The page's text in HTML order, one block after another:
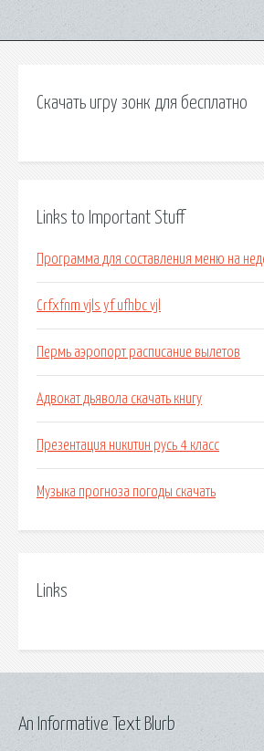
Скачать игру зонк для бесплатно
Links to Important Stuff
Программа для составления меню на
Crfxfnm vjls yf ufhbc vjl
Пермь аэропорт расписание вылетов
Адвокат дьявола скачать книгу
Презентация никитин русь 4 класс
Музыка прогноза погоды скачать
Links
An Informative Text Blurb